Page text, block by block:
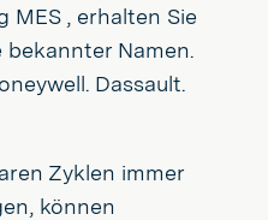
MES , erhalten Sie
Namen.
Dassault.
Zyklen immer
können